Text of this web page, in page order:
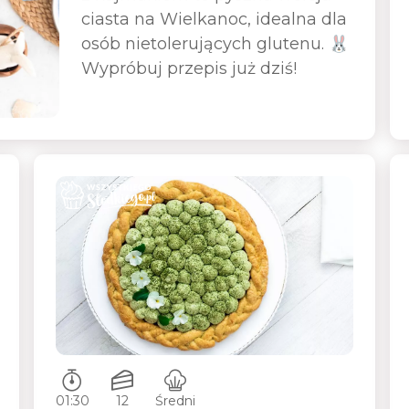
ciasta na Wielkanoc, idealna dla
osób nietolerujących glutenu. 🐰
Wypróbuj przepis już dziś!
Czas przygotowywania:
01:30
Ilość porcji:
12
Poziom trudności:
Średni